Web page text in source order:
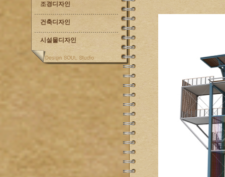
조경디자인
건축디자인
시설물디자인